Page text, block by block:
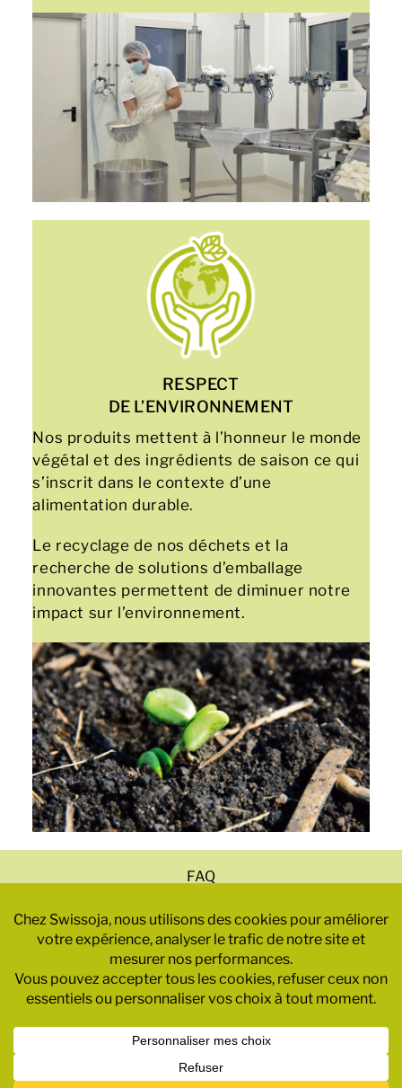
RESPECT
DE L’ENVIRONNEMENT
Nos produits mettent à l’honneur le monde
végétal et des ingrédients de saison ce qui
s’inscrit dans le contexte d’une
alimentation durable.
Le recyclage de nos déchets et la
recherche de solutions d’emballage
innovantes permettent de diminuer notre
impact sur l’environnement.
FAQ
Politique de confidentialité
CGV
© 2025 – SWISSOJA SA